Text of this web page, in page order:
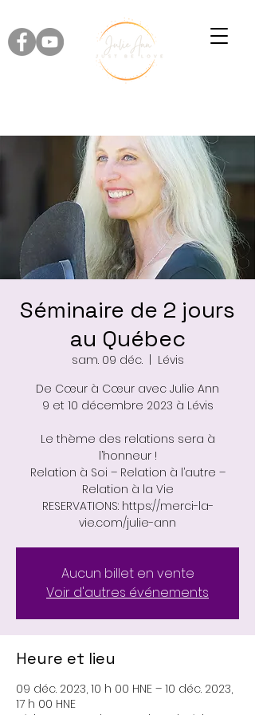
Séminaire de 2 jours
au Québec
sam. 09 déc.
  |
Lévis
De Cœur à Cœur avec Julie Ann
9 et 10 décembre 2023 à Lévis
Le thème des relations sera à
l’honneur !
Relation à Soi – Relation à l’autre –
Relation à la Vie
RESERVATIONS: https://merci-la-
vie.com/julie-ann
Aucun billet en vente
Voir d'autres événements
Heure et lieu
09 déc. 2023, 10 h 00 HNE – 10 déc. 2023,
17 h 00 HNE